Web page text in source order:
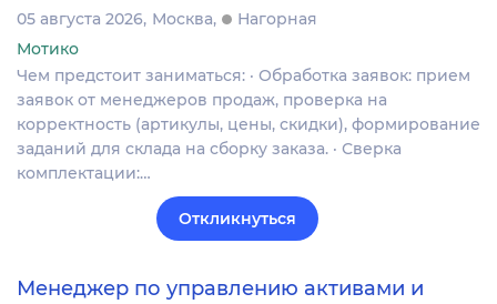
05 августа 2026 Москва
Нагорная
Мотико
Чем предстоит заниматься: · Обработка заявок: прием
заявок от менеджеров продаж, проверка на
корректность (артикулы, цены, скидки), формирование
заданий для склада на сборку заказа. · Сверка
комплектации:…
Откликнуться
Менеджер по управлению активами и